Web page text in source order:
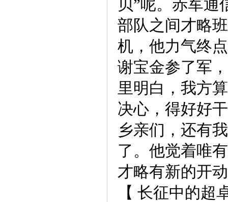
贝”呢。赤军
部队之间才略
机，他力气终
谢宝金参了军
里明白，我方
决心，得好好
乡亲们，还有
了。他觉着唯
才略有新的开
【 长征中的超